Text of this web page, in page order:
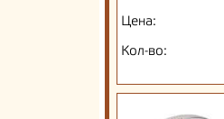
Цена:
Кол-во: